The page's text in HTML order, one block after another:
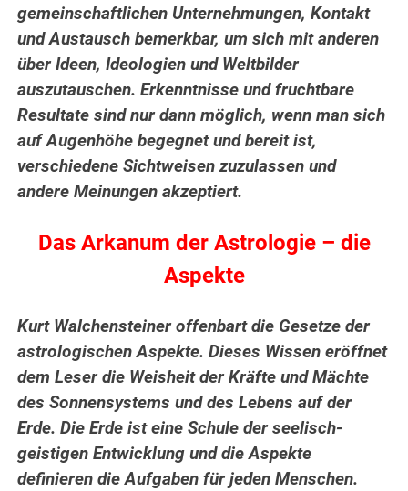
gemeinschaftlichen Unternehmungen, Kontakt
und Austausch bemerkbar, um sich mit anderen
über Ideen, Ideologien und Weltbilder
auszutauschen. Erkenntnisse und fruchtbare
Resultate sind nur dann möglich, wenn man sich
auf Augenhöhe begegnet und bereit ist,
verschiedene Sichtweisen zuzulassen und
andere Meinungen akzeptiert.
Das Arkanum der Astrologie – die
Aspekte
Kurt Walchensteiner offenbart die Gesetze der
astrologischen Aspekte. Dieses Wissen eröffnet
dem Leser die Weisheit der Kräfte und Mächte
des Sonnensystems und des Lebens auf der
Erde.Die Erde ist eine Schule der seelisch-
geistigen Entwicklung und die Aspekte
definieren die Aufgaben für jeden Menschen.